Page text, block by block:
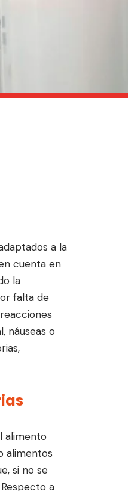
a la
cuenta en
la
falta de
náuseas o
alimento
alimentos
si no se
a